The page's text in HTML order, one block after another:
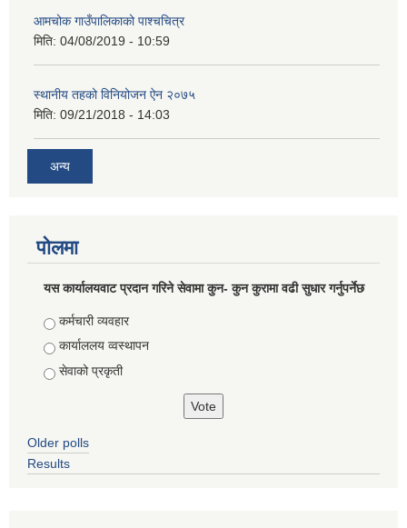
आमचोक गाउँपालिकाको पाश्चचित्र
मिति: 04/08/2019 - 10:59
स्थानीय तहको विनियोजन ऐन २०७५
मिति: 09/21/2018 - 14:03
अन्य
पोलमा
यस कार्यालयवाट प्रदान गरिने सेवामा कुन- कुन कुरामा वढी सुधार गर्नुपर्नेछ
Choices
कर्मचारी व्यवहार
कार्याललय व्वस्थापन
सेवाको प्रकृती
Older polls
Results